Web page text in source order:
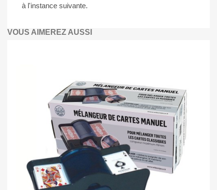
à l'instance suivante.
VOUS AIMEREZ AUSSI